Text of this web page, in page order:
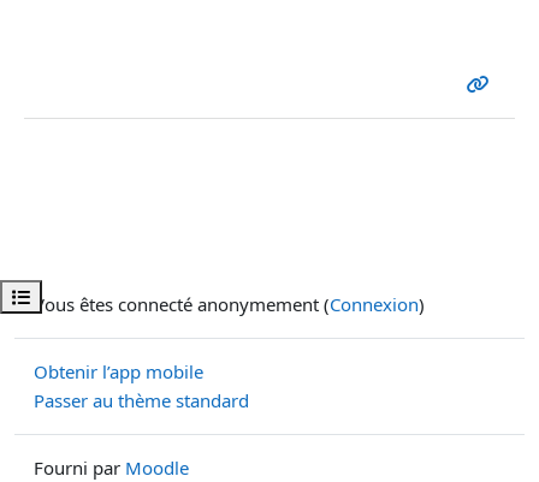
Ouvrir l’index du cours
Vous êtes connecté anonymement (Connexion)
Obtenir l’app mobile
Passer au thème standard
Fourni par Moodle